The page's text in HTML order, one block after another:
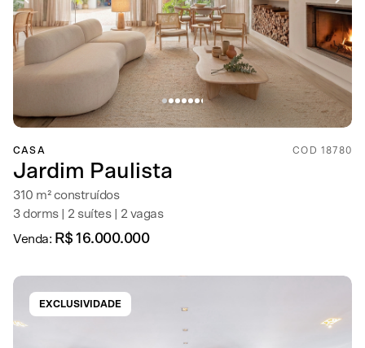
CASA COD 18780
Jardim Paulista
310 m² construídos
3 dorms | 2 suítes | 2 vagas
Venda: R$ 16.000.000
EXCLUSIVIDADE